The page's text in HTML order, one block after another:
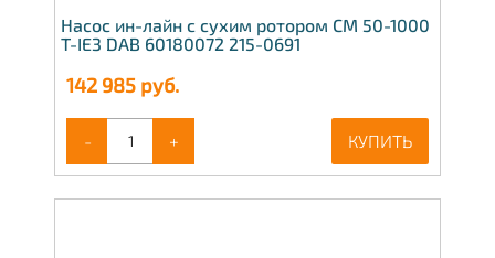
Насос ин-лайн с сухим ротором CM 50-1000
T-IE3 DAB 60180072 215-0691
142 985 руб.
- + КУПИТЬ